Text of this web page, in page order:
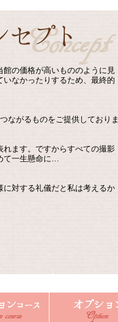
の価格が高いもののように見
なかったりするため、最終的
ながるものをご提供しておりま
ます。ですからすべての撮影
て一生懸命に…
対する礼儀だと私は考えるか